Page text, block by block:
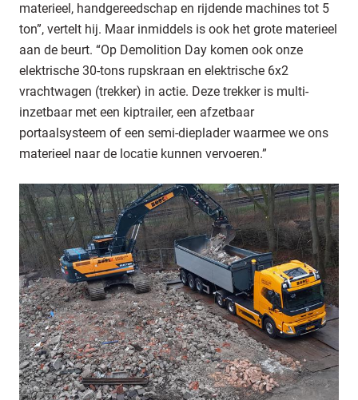
materieel, handgereedschap en rijdende machines tot 5
ton”, vertelt hij. Maar inmiddels is ook het grote materieel
aan de beurt. “Op Demolition Day komen ook onze
elektrische 30-tons rupskraan en elektrische 6x2
vrachtwagen (trekker) in actie. Deze trekker is multi-
inzetbaar met een kiptrailer, een afzetbaar
portaalsysteem of een semi-dieplader waarmee we ons
materieel naar de locatie kunnen vervoeren.”